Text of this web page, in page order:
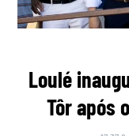
Loulé
Tôr após